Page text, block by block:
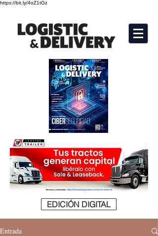
https://bit.ly/4oZ1tGz
EDICIÓN DIGITAL
Entrada